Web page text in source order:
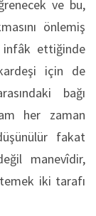
ve bu,
önlemiş
infâk ettiğinde
için de
bağı
her zaman
fakat
manevîdir,
iki tarafı